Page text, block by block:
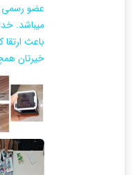
عضو رسمی
میباشد.
باعث
خیرتان